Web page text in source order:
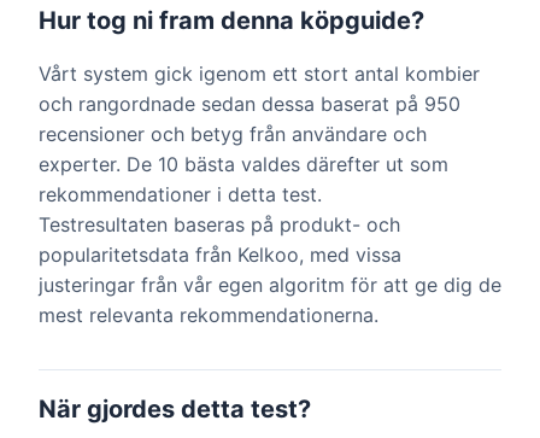
Hur tog ni fram denna köpguide?
Vårt system gick igenom ett stort antal kombier
och rangordnade sedan dessa baserat på 950
recensioner och betyg från användare och
experter. De 10 bästa valdes därefter ut som
rekommendationer i detta test.
Testresultaten baseras på produkt- och
popularitetsdata från Kelkoo, med vissa
justeringar från vår egen algoritm för att ge dig de
mest relevanta rekommendationerna.
När gjordes detta test?